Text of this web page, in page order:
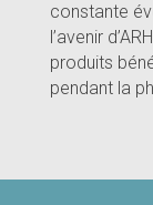
constante
l’avenir
produits
pendant la